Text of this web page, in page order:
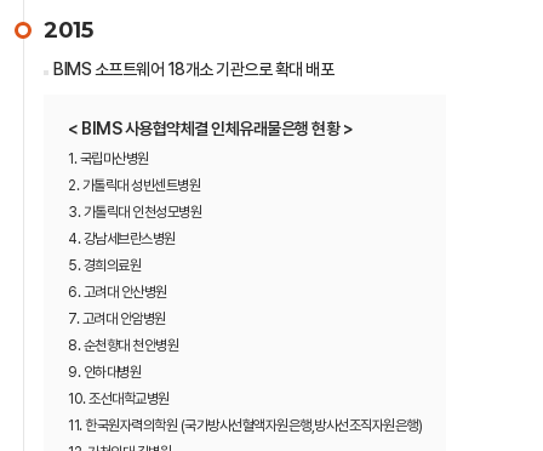
2015
BIMS 소프트웨어 18개소 기관으로 확대 배포
< BIMS 사용협약체결 인체유래물은행 현황 >
1. 국립마산병원
2. 가톨릭대 성빈센트병원
3. 가톨릭대 인천성모병원
4. 강남세브란스병원
5. 경희의료원
6. 고려대 안산병원
7. 고려대 안암병원
8. 순천향대 천안병원
9. 인하대병원
10. 조선대학교병원
11. 한국원자력의학원 (국가방사선혈액자원은행,방사선조직자원은행)